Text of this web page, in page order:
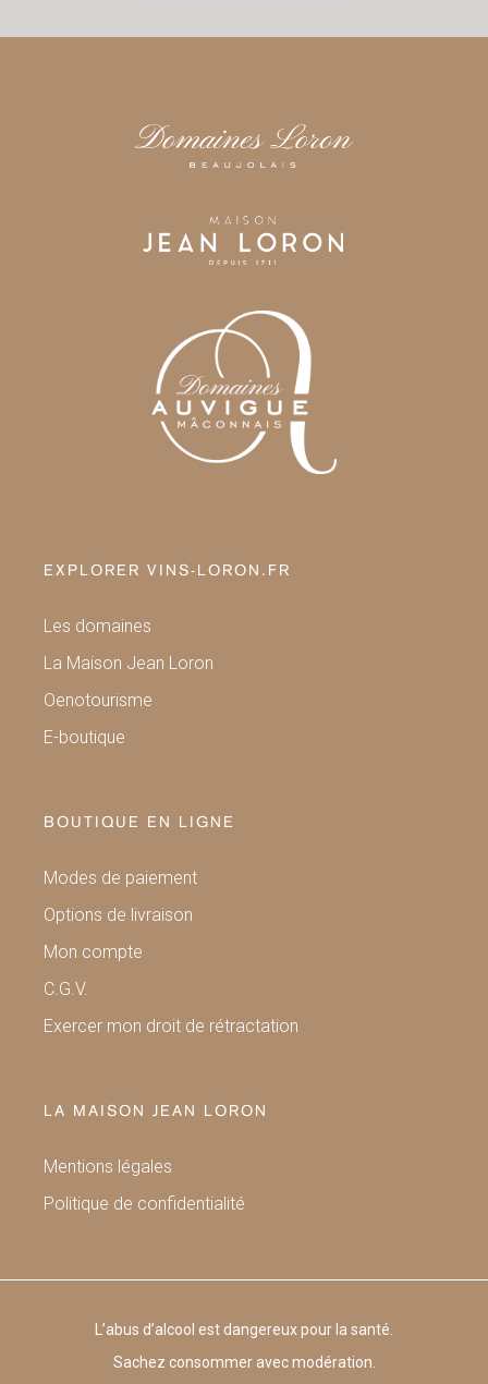
EXPLORER VINS-LORON.FR
Les domaines
La Maison Jean Loron
Oenotourisme
E-boutique
BOUTIQUE EN LIGNE
Modes de paiement
Options de livraison
Mon compte
C.G.V.
Exercer mon droit de rétractation
LA MAISON JEAN LORON
Mentions légales
Politique de confidentialité
L’abus d’alcool est dangereux pour la santé.
Sachez consommer avec modération.